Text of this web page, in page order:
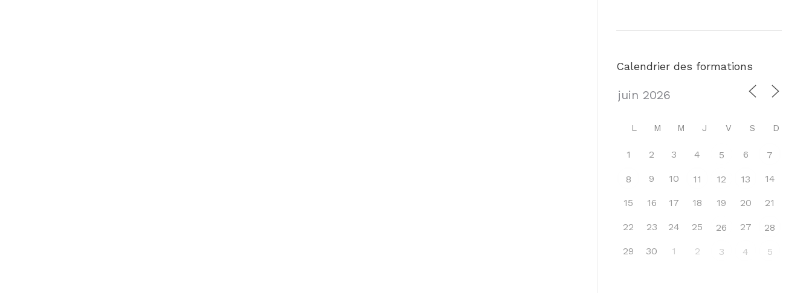
Calendrier des formations
L M M J V S D
1 2 3 4 5 6 7
8 9 10 11 12 13 14
15 16 17 18 19 20 21
22 23 24 25 26 27 28
29 30 1 2 3 4 5